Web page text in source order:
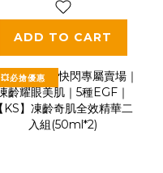
★★★★三入特惠
組(60ml*3瓶)
ADD TO CART
💥必搶優惠